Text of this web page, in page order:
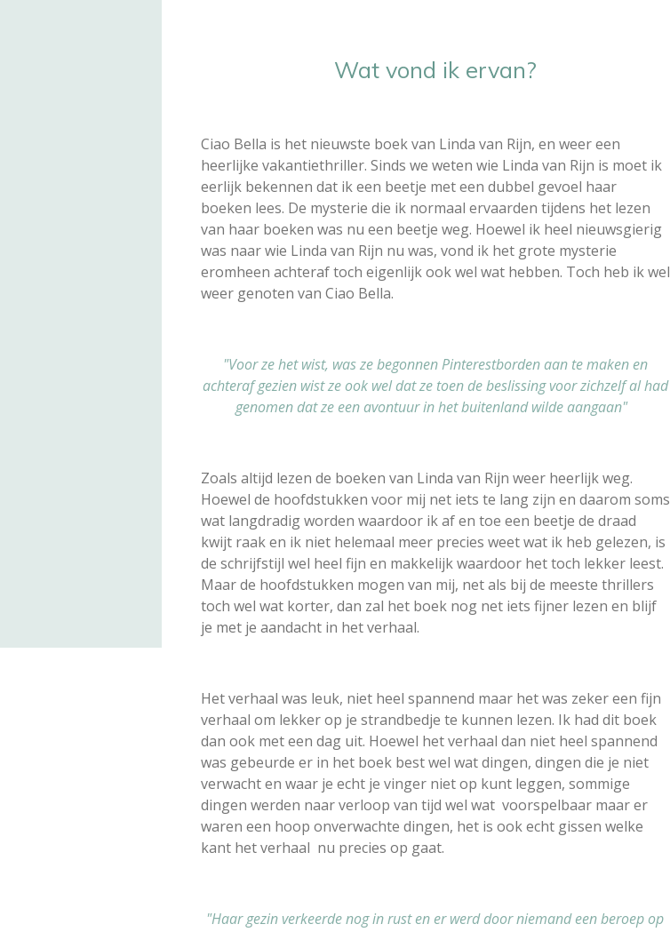
Wat vond ik ervan?
Ciao Bella is het nieuwste boek van Linda van Rijn, en weer een
heerlijke vakantiethriller. Sinds we weten wie Linda van Rijn is moet ik
eerlijk bekennen dat ik een beetje met een dubbel gevoel haar
boeken lees. De mysterie die ik normaal ervaarden tijdens het lezen
van haar boeken was nu een beetje weg. Hoewel ik heel nieuwsgierig
was naar wie Linda van Rijn nu was, vond ik het grote mysterie
eromheen achteraf toch eigenlijk ook wel wat hebben. Toch heb ik wel
weer genoten van Ciao Bella.
"Voor ze het wist, was ze begonnen Pinterestborden aan te maken en
achteraf gezien wist ze ook wel dat ze toen de beslissing voor zichzelf al had
genomen dat ze een avontuur in het buitenland wilde aangaan"
Zoals altijd lezen de boeken van Linda van Rijn weer heerlijk weg.
Hoewel de hoofdstukken voor mij net iets te lang zijn en daarom soms
wat langdradig worden waardoor ik af en toe een beetje de draad
kwijt raak en ik niet helemaal meer precies weet wat ik heb gelezen, is
de schrijfstijl wel heel fijn en makkelijk waardoor het toch lekker leest.
Maar de hoofdstukken mogen van mij, net als bij de meeste thrillers
toch wel wat korter, dan zal het boek nog net iets fijner lezen en blijf
je met je aandacht in het verhaal.
Het verhaal was leuk, niet heel spannend maar het was zeker een fijn
verhaal om lekker op je strandbedje te kunnen lezen. Ik had dit boek
dan ook met een dag uit. Hoewel het verhaal dan niet heel spannend
was gebeurde er in het boek best wel wat dingen, dingen die je niet
verwacht en waar je echt je vinger niet op kunt leggen, sommige
dingen werden naar verloop van tijd wel wat voorspelbaar maar er
waren een hoop onverwachte dingen, het is ook echt gissen welke
kant het verhaal nu precies op gaat.
"Haar gezin verkeerde nog in rust en er werd door niemand een beroep op